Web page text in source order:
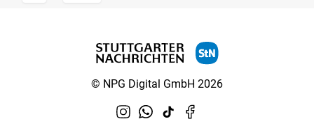
© NPG Digital GmbH 2026